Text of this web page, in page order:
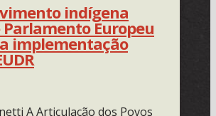
indígena
Europeu
implementação
A Articulação dos Povos